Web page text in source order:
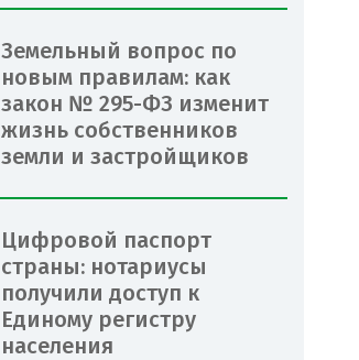
Земельный вопрос по
новым правилам: как
закон № 295-ФЗ изменит
жизнь собственников
земли и застройщиков
Цифровой паспорт
страны: нотариусы
получили доступ к
Единому регистру
населения